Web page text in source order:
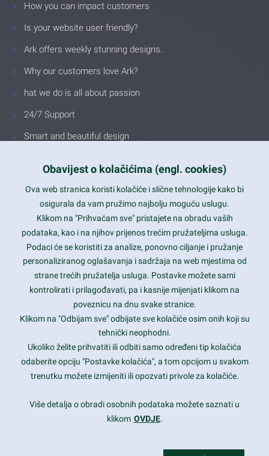
How you can impact customers
Is your website user friendly?
Ark offers weekly stunning designs.
Why our customers love Ark?
hat we do is all about passion
24/7 Support
Smart and beautiful design
Latest trends and much more...
Contact Info
1600 Amphitheatre Parkway, Mountain View, CA 94043
prothemes.net@gmail.com
Daily: 9:00 am - 6:00 pm
Sunday: Closed
Copyright 2017FRESHFACE© All Rights Reserved
Obavijest o kolačićima (engl. cookies)
Ova web stranica koristi kolačiće i slične tehnologije kako bi
osigurala da vam pružimo najbolju moguću uslugu.
Klikom na "Prihvaćam sve" pristajete na obradu vaših
podataka, kao i na njihov prijenos trećim pružateljima usluga.
Podaci će se koristiti za analize, ponovno ciljanje i pružanje
personaliziranog oglašavanja i sadržaja na web mjestima od
strane trećih pružatelja usluga. Postavke možete sami
kontrolirati i prilagođavati, pa i kasnije mijenjati klikom na
poveznicu na dnu svake stranice.
Klikom na "Odbijam sve" odbijate sve kolačiće osim onih koji su
tehnički neophodni.
Ukoliko želite prihvatiti ili odbiti samo određeni tip kolačića
odaberite opciju "Postavke kolačića", a tom opcijom u svakom
trenutku možete izmijeniti ili opozvati privole za kolačiće.
Više detalja o obradi osobnih podataka možete saznati u
klikom OVDJE.